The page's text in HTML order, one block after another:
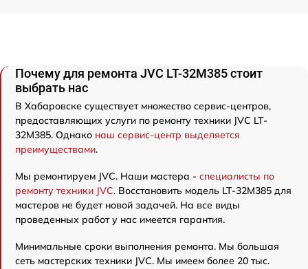
Почему для ремонта JVC LT-32M385 стоит
выбрать нас
В Хабаровске существует множество сервис-центров,
предоставляющих услуги по ремонту техники JVC LT-
32M385. Однако наш сервис-центр выделяется
преимуществами.
Мы ремонтируем JVC. Наши мастера - специалисты по
ремонту техники JVC. Восстановить модель LT-32M385 для
мастеров не будет новой задачей. На все виды
проведенных работ у нас имеется гарантия.
Минимальные сроки выполнения ремонта. Мы большая
сеть мастерских техники JVC. Мы имеем более 20 тыс.